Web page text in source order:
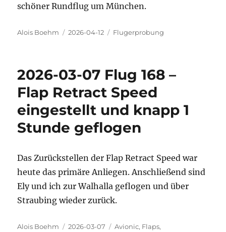
schöner Rundflug um München.
Autor
Alois Boehm
Veröffentlicht
2026-04-12 Kategorien
Flugerprobung
2026-03-07 Flug 168 –
Flap Retract Speed
eingestellt und knapp 1
Stunde geflogen
Das Zurückstellen der Flap Retract Speed war
heute das primäre Anliegen. Anschließend sind
Ely und ich zur Walhalla geflogen und über
Straubing wieder zurück.
Autor
Alois Boehm
Veröffentlicht
2026-03-07 Kategorien
Avionic, Flaps,